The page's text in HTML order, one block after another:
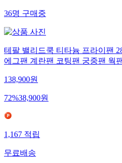
36명 구매중
테팔 밸리드쿡 티타늄 프라이팬
에그팬 계란팬 코팅팬 궁중팬 웍
138,900원
72%38,900원
1,167 적립
무료배송